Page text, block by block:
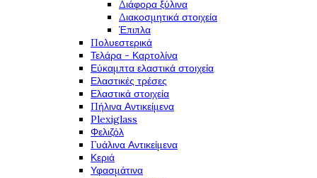
Διάφορα ξύλινα
Διακοσμητικά στοιχεία
Έπιπλα
Πολυεστερικά
Τελάρα - Καρτολίνα
Εύκαμπτα ελαστικά στοιχεία
Ελαστικές τρέσες
Ελαστικά στοιχεία
Πήλινα Αντικείμενα
Plexiglass
Φελιζόλ
Γυάλινα Αντικείμενα
Κεριά
Υφασμάτινα